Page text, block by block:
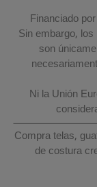
Financiado
Sin embargo,
son
Ni la Unión
Compra telas,
de costura